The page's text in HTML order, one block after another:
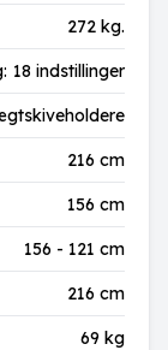
272 kg.
18 indstillinger
216 cm
156 cm
156 - 121 cm
216 cm
69 kg